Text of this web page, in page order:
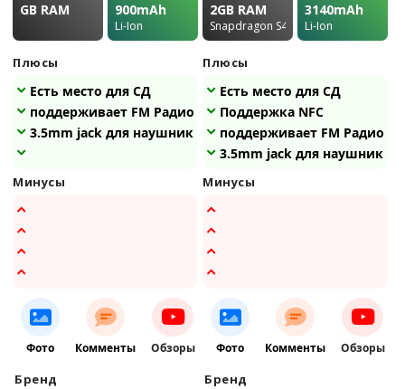
GB RAM 900mAh
Li-Ion
Плюсы
Есть место для СД
поддерживает FM Радио
3.5mm jack для наушников
Минусы
Фото Комменты Обзоры
Бренд
2GB RAM
Snapdragon S4 Pro
3140mAh
Li-Ion
Плюсы
Есть место для СД
Поддержка NFC
поддерживает FM Радио
3.5mm jack для наушников
Минусы
Фото Комменты Обзоры
Бренд